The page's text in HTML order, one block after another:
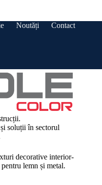
Noutăți Contact
soluții în sectorul
decorative interior-
lemn și metal.